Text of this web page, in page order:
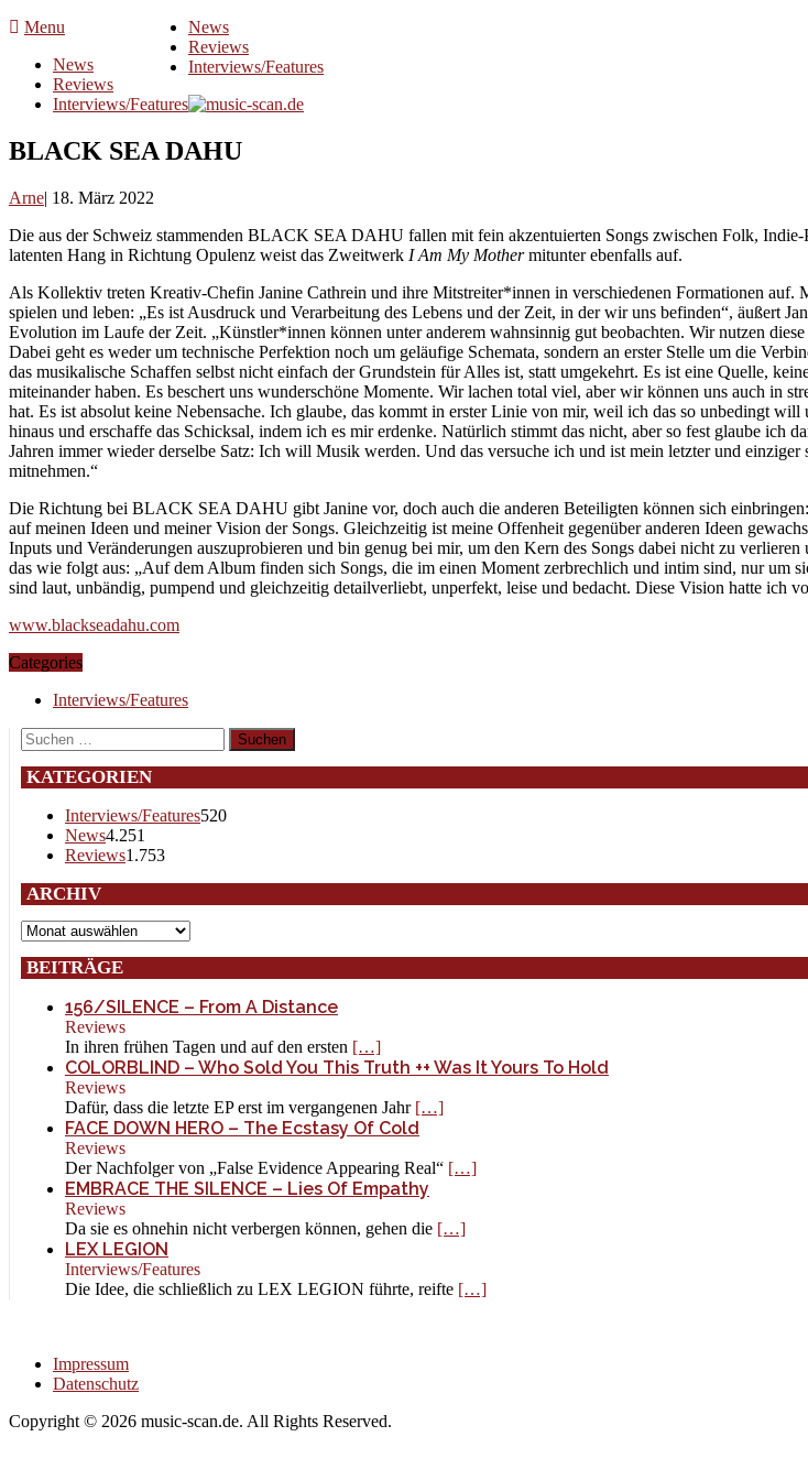
Skip
content
Menu
News
Reviews
Interviews/Features
News
Reviews
Interviews/Features
BLACK SEA DAHU
Arne 18. März 2022
Die aus der Schweiz stammenden BLACK SEA DAHU fallen mit fein akzentuierten Songs zwischen Folk,
latenten Hang in Richtung Opulenz weist das Zweitwerk I Am My Mothermitunter ebenfalls auf.
Als Kollektiv treten Kreativ-Chefin Janine Cathrein und ihre Mitstreiter*innen in verschiedenen Formationen
spielen und leben: „Es ist Ausdruck und Verarbeitung des Lebens und der Zeit, in der wir uns befinden“, äußert
Evolution im Laufe der Zeit. „Künstler*innen können unter anderem wahnsinnig gut beobachten. Wir nutzen
Dabei geht es weder um technische Perfektion noch um geläufige Schemata, sondern an erster Stelle um die
das musikalische Schaffen selbst nicht einfach der Grundstein für Alles ist, statt umgekehrt. Es ist eine Quelle,
miteinander haben. Es beschert uns wunderschöne Momente. Wir lachen total viel, aber wir können uns auch in
hat. Es ist absolut keine Nebensache. Ich glaube, das kommt in erster Linie von mir, weil ich das so unbedingt
hinaus und erschaffe das Schicksal, indem ich es mir erdenke. Natürlich stimmt das nicht, aber so fest glaube
Jahren immer wieder derselbe Satz: Ich will Musik werden. Und das versuche ich und ist mein letzter und
mitnehmen.“
Die Richtung bei BLACK SEA DAHU gibt Janine vor, doch auch die anderen Beteiligten können sich
auf meinen Ideen und meiner Vision der Songs. Gleichzeitig ist meine Offenheit gegenüber anderen Ideen
Inputs und Veränderungen auszuprobieren und bin genug bei mir, um den Kern des Songs dabei nicht zu
das wie folgt aus: „Auf dem Album finden sich Songs, die im einen Moment zerbrechlich und intim sind, nur um
sind laut, unbändig, pumpend und gleichzeitig detailverliebt, unperfekt, leise und bedacht. Diese Vision hatte ich
www.blackseadahu.com
Categories
Interviews/Features
Suchen
nach:
KATEGORIEN
Interviews/Features520
News4.251
Reviews1.753
ARCHIV
Archiv
BEITRÄGE
156/SILENCE – From A Distance
Reviews
In ihren frühen Tagen und auf den ersten […]
COLORBLIND – Who Sold You This Truth ++ Was It Yours To Hold
Reviews
Dafür, dass die letzte EP erst im vergangenen Jahr […]
FACE DOWN HERO – The Ecstasy Of Cold
Reviews
Der Nachfolger von „False Evidence Appearing Real“ […]
EMBRACE THE SILENCE – Lies Of Empathy
Reviews
Da sie es ohnehin nicht verbergen können, gehen die […]
LEX LEGION
Interviews/Features
Die Idee, die schließlich zu LEX LEGION führte, reifte […]
Impressum
Datenschutz
Copyright © 2026 music-scan.de. All Rights Reserved.